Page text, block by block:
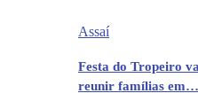
Assaí
Festa do Tropeiro
reunir famílias em…